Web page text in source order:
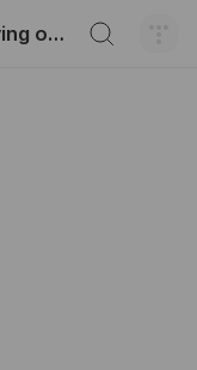
Parker Falcon :: Grooving on the paper